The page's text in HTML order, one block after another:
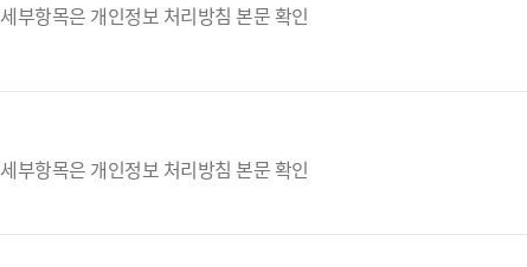
세부항목은 개인정보 처리방침 본문 확인
세부항목은 개인정보 처리방침 본문 확인